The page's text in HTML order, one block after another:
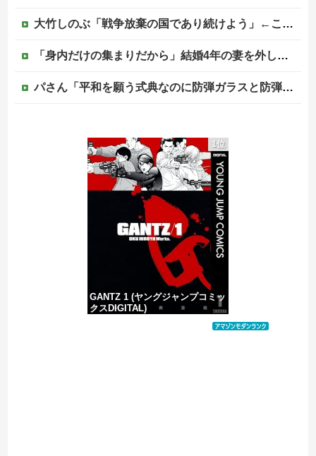
大竹しのぶ「戦争放棄の国であり続けよう」←この投稿が話題に
「身内だけの集まりだから」結婚4年の妻を外した食事会、その義理の両親が泊まりに来ると言い出して
パさん「平和を願う式典なのに防弾ガラスと防弾バッグSPで囲まれた壇上でスピーチする人が総理大臣」
ジャンポケ斎藤と代理人のやりとり、「地獄すぎて完全にコントになってる……」と衝撃を受ける人が続出中
VTuberさん、祖母の「家族だけの一日葬」をした結果ｗｗｗｗｗｗｗ
警察がスーパーで暴れる刃物男を射殺「発砲は適正か？」
1位
GANTZ 1 (ヤングジャンプコミッ
クスDIGITAL)
価格：¥100